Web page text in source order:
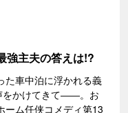
強主夫の答えは!?
た車中泊に浮かれる義
をかけてきて――。お
ーム任侠コメディ第13